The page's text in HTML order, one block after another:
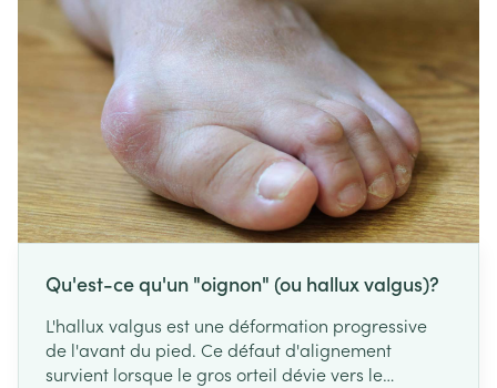
Qu'est-ce qu'un "oignon" (ou hallux valgus)?
L'hallux valgus est une déformation progressive
de l'avant du pied. Ce défaut d'alignement
survient lorsque le gros orteil dévie vers le